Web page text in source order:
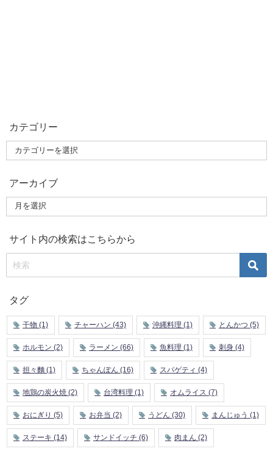
カテゴリー
アーカイブ
サイト内の検索はこちらから
タグ
干物 (1) チャーハン (43) 沖縄料理 (1) とんかつ (5)
ホルモン (2) ラーメン (66) 魚料理 (1) 刺身 (4)
担々麵 (1) ちゃんぽん (16) スパゲティ (4)
地鶏の炭火焼 (2) 台湾料理 (1) オムライス (7)
おにぎり (5) お弁当 (2) うどん (30) まんじゅう (1)
ステーキ (14) サンドイッチ (6) 肉まん (2)